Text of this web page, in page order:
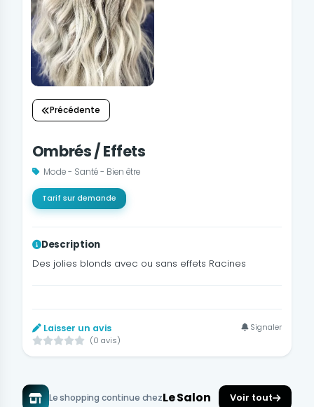
Précédente
Ombrés / Effets
Mode - Santé - Bien être
Tarif sur demande
Description
Des jolies blonds avec ou sans effets Racines
Laisser un avis
(0 avis)
Signaler
Le shopping continue chezLe Salon Voir tout